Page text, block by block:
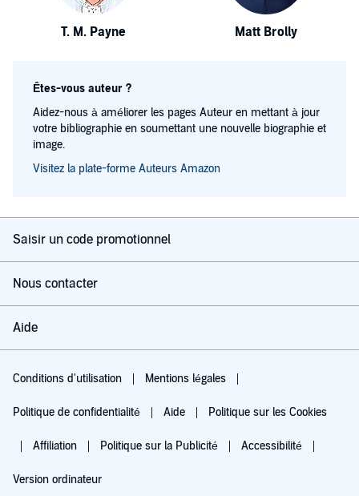
T. M. Payne Matt Brolly
Êtes-vous auteur ?
Aidez-nous à améliorer les pages Auteur en mettant à jour
votre bibliographie en soumettant une nouvelle biographie et
image.
Visitez la plate-forme Auteurs Amazon
Saisir un code promotionnel
Nous contacter
Aide
Conditions d'utilisation Mentions légales
Politique de confidentialité Aide Politique sur les Cookies
Affiliation Politique sur la Publicité Accessibilité
Version ordinateur